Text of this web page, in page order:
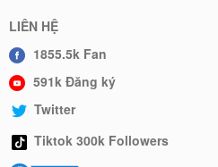
LIÊN HỆ
1855.5k Fan
591k Đăng ký
Twitter
Tiktok 300k Followers